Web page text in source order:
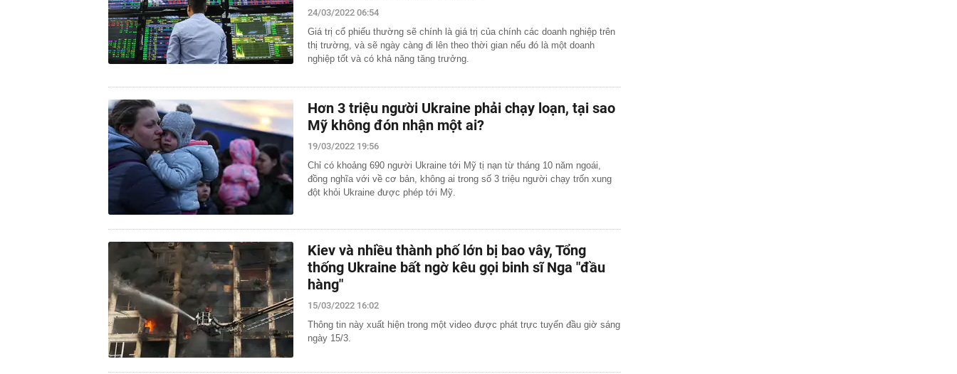
24/03/2022 06:54
Giá trị cổ phiếu thường sẽ chính là giá trị của chính các doanh nghiệp trên
thị trường, và sẽ ngày càng đi lên theo thời gian nếu đó là một doanh
nghiệp tốt và có khả năng tăng trưởng.
Hơn 3 triệu người Ukraine phải chạy loạn, tại sao
Mỹ không đón nhận một ai?
19/03/2022 19:56
Chỉ có khoảng 690 người Ukraine tới Mỹ tị nạn từ tháng 10 năm ngoái,
đồng nghĩa với về cơ bản, không ai trong số 3 triệu người chạy trốn xung
đột khỏi Ukraine được phép tới Mỹ.
Kiev và nhiều thành phố lớn bị bao vây, Tổng
thống Ukraine bất ngờ kêu gọi binh sĩ Nga "đầu
hàng"
15/03/2022 16:02
Thông tin này xuất hiện trong một video được phát trực tuyến đầu giờ sáng
ngày 15/3.